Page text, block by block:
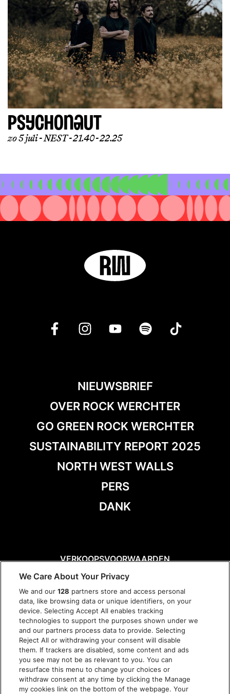
PSYCHONAUT
zo 5 juli NEST 21.40 - 22.25
NIEUWSBRIEF
OVER ROCK WERCHTER
GO GREEN ROCK WERCHTER
SUSTAINABILITY REPORT 2025
NORTH WEST WALLS
PERS
DANK
VERKOOPSVOORWAARDEN
DISCLAIMER
PRIVACY POLICY
COOKIES
TOEGANKELIJKHEID
We Care About Your Privacy
We and our128 partners store and access personal
data, like browsing data or unique identifiers, on your
device. Selecting Accept All enables tracking
technologies to support the purposes shown under we
and our partners process data to provide. Selecting
Reject All or withdrawing your consent will disable
them. If trackers are disabled, some content and ads
you see may not be as relevant to you. You can
resurface this menu to change your choices or
withdraw consent at any time by clicking the Manage
my cookies link on the bottom of the webpage. Your